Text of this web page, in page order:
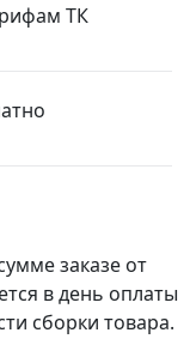
ТК
заказе от
в день оплаты
сборки товара.